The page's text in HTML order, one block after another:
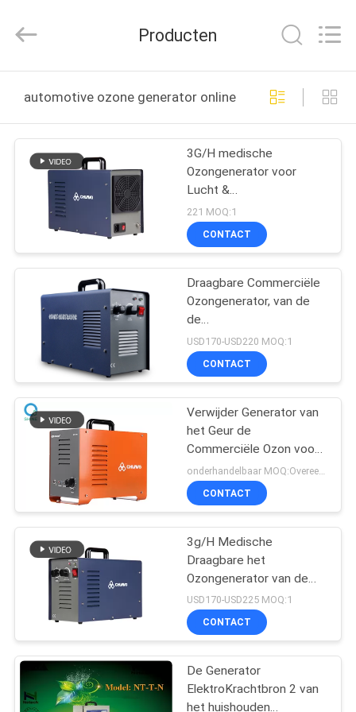
PRODUCTEN
ONGEVEER
FABRIEKSREIS
KWALITEITSCONTROLE
CONTACTEER
ONS
NIEUWS
MERCHANTS
SITEMAP
PRIVACY
POLICY
Rights
Producten
automotive ozone generator online fabricage
3G/H medische
Ozongenerator voor
Lucht &
Waterbehandeling
220V/110v 60Hz
221 MOQ:1
CONTACT
Draagbare Commerciële
Ozongenerator, van de
de
Luchtzuiveringsinstallatie
van 3G het Minimateriaal
van de het
USD170-USD220 MOQ:1
CONTACT
Verwijder Generator van
het Geur de
Commerciële Ozon voor
Hotelzaal
Zuiveringsinstallatie,
KTV-Geurvlekkenmiddel
CONTACT
3g/H Medische
Draagbare het
Ozongenerator van de
waterlucht 12 Maanden
Van Certificatie
garantiece
USD170-USD225 MOQ:1
CONTACT
De Generator
ElektroKrachtbron 2 van
het huishouden